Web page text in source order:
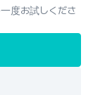
度お試しくださ